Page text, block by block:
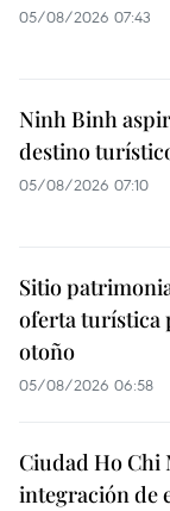
05/08/2026 07:43
Ninh Binh
destino
05/08/2026 07:10
Sitio
oferta turística
otoño
05/08/2026 06:58
Ciudad Ho
integración de